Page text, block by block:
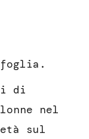
di
nel
sul